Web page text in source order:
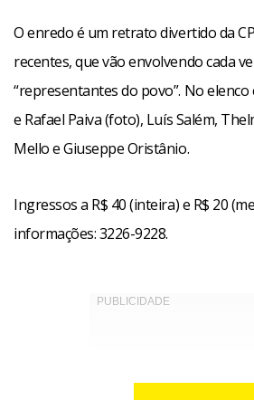
O enredo é um retrato divertido da
recentes, que vão envolvendo cada
“representantes do povo”. No
e Rafael Paiva (foto), Luís Salém,
Mello e Giuseppe Oristânio.
Ingressos a R$ 40 (inteira) e R$ 20
informações: 3226-9228.